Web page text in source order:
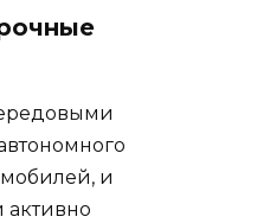
и
активно